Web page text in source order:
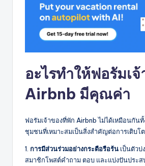
อะไรทำให้ฟอรัมเ
Airbnb มีคุณค่า
ฟอรัมเจ้าของที่พัก Airbnb ไม่ได้เหมือนกันทั้
ชุมชนที่เหมาะสมเป็นสิ่งสำคัญต่อการเติบโต
1. การมีส่วนร่วมอย่างกระตือรือร้น เป็นตัว
สมาชิกโพสต์คำถาม ตอบ และแบ่งปันประส